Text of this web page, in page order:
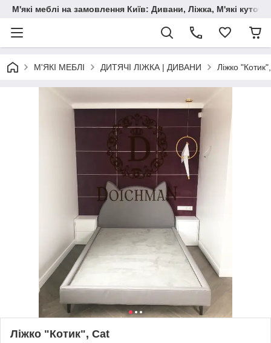
М'які меблі на замовлення Київ: Дивани, Ліжка, М'які
М'ЯКІ МЕБЛІ ДИТЯЧІ ЛІЖКА | ДИВАНИ Ліжко
Ліжко "Котик", Cat